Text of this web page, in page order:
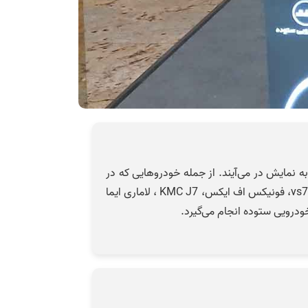
نمایش در می‌آیند. از جمله خودروهایی که در
این مرکز توسط گروه خودرویی ستوده در معرض دید عموم قرا گرفته است می‌توان به فونیکس آریزو ۸، تیگو ۸ هیبرید، جتا vs7، فونیکس اف ایکس، KMC J7 ، لاماری ایما
ستوده انجام می‌گیرد.